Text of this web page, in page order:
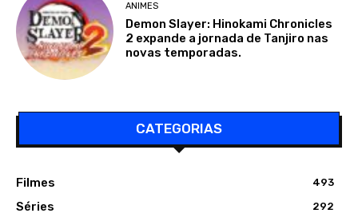
ANIMES
Demon Slayer: Hinokami Chronicles
2 expande a jornada de Tanjiro nas
novas temporadas.
CATEGORIAS
Filmes 493
Séries 292